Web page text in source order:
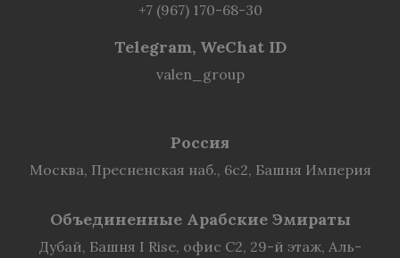
+7 (967) 170-68-30
Telegram, WeChat ID
valen_group
Россия
Москва, Пресненская наб., 6с2, Башня Империя
Объединенные Арабские Эмираты
Дубай, Башня I Rise, офис C2, 29-й этаж, Аль-